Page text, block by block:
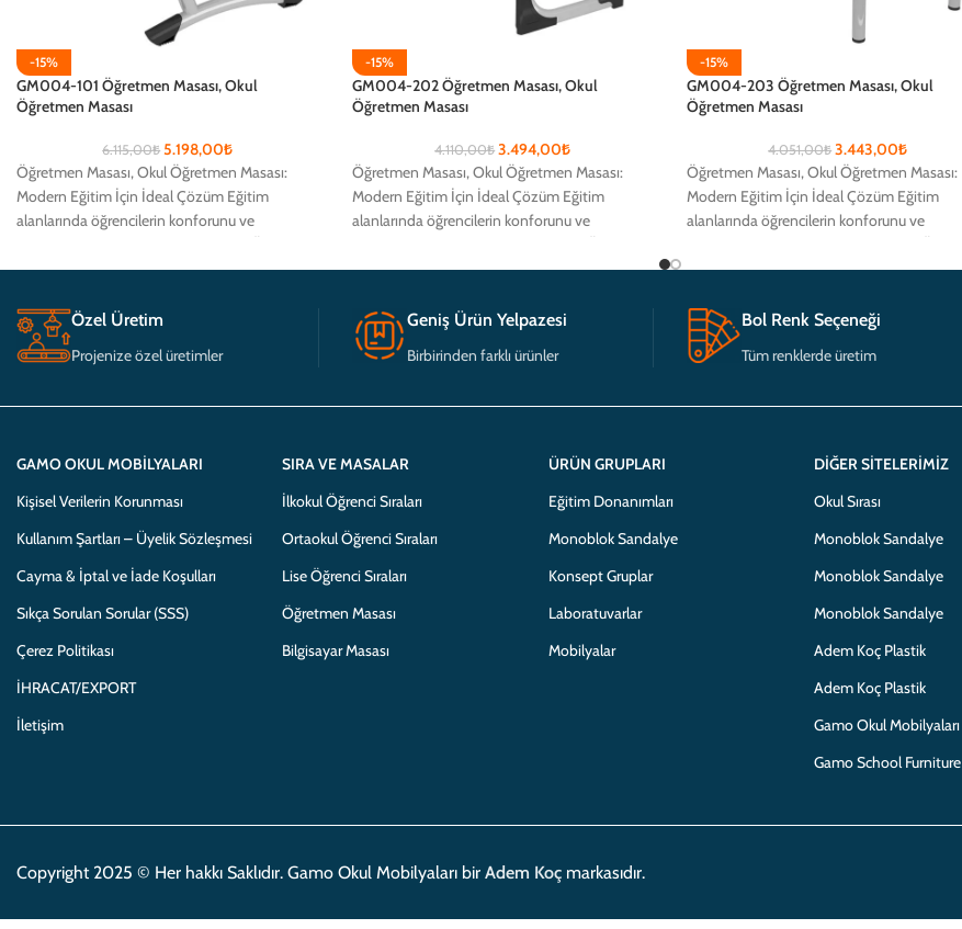
-15%
GM004-101 Öğretmen Masası, Okul
Öğretmen Masası
6.115,00₺ 5.198,00₺
Öğretmen Masası, Okul Öğretmen Masası:
Modern Eğitim İçin İdeal Çözüm Eğitim
alanlarında öğrencilerin konforunu ve
-15%
GM004-202 Öğretmen Masası, Okul
Öğretmen Masası
4.110,00₺ 3.494,00₺
Öğretmen Masası, Okul Öğretmen Masası:
Modern Eğitim İçin İdeal Çözüm Eğitim
alanlarında öğrencilerin konforunu ve
-15%
GM004-203 Öğretmen Masası, Okul
Öğretmen Masası
4.051,00₺ 3.443,00₺
Öğretmen Masası, Okul Öğretmen Masası:
Modern Eğitim İçin İdeal Çözüm Eğitim
alanlarında öğrencilerin konforunu ve
Özel Üretim
Projenize özel üretimler
Geniş Ürün Yelpazesi
Birbirinden farklı ürünler
Bol Renk Seçeneği
Tüm renklerde üretim
GAMO OKUL MOBILYALARI
Kişisel Verilerin Korunması
Kullanım Şartları – Üyelik Sözleşmesi
Cayma & İptal ve İade Koşulları
Sıkça Sorulan Sorular (SSS)
Çerez Politikası
İHRACAT/EXPORT
İletişim
SIRA VE MASALAR
İlkokul Öğrenci Sıraları
Ortaokul Öğrenci Sıraları
Lise Öğrenci Sıraları
Öğretmen Masası
Bilgisayar Masası
ÜRÜN GRUPLARI
Eğitim Donanımları
Monoblok Sandalye
Konsept Gruplar
Laboratuvarlar
Mobilyalar
DIĞER SITELERIMIZ
Okul Sırası
Monoblok Sandalye
Monoblok Sandalye
Monoblok Sandalye
Adem Koç Plastik
Adem Koç Plastik
Gamo Okul Mobilyaları
Gamo School Furniture
Copyright 2025 © Her hakkı Saklıdır. Gamo Okul Mobilyaları bir Adem Koç markasıdır.